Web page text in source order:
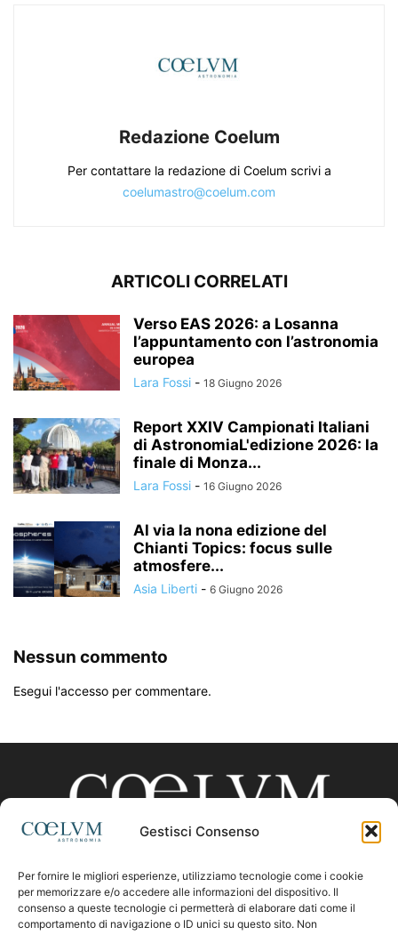
Gestisci Consenso
Per fornire le migliori esperienze, utilizziamo tecnologie come i cookie
per memorizzare e/o accedere alle informazioni del dispositivo. Il
consenso a queste tecnologie ci permetterà di elaborare dati come il
comportamento di navigazione o ID unici su questo sito. Non
Redazione Coelum
Per contattare la redazione di Coelum scrivi a
coelumastro@coelum.com
ARTICOLI CORRELATI
Verso EAS 2026: a Losanna
l’appuntamento con l’astronomia
europea
Lara Fossi - 18 Giugno 2026
Report XXIV Campionati Italiani
di AstronomiaL'edizione 2026: la
finale di Monza...
Lara Fossi - 16 Giugno 2026
Al via la nona edizione del
Chianti Topics: focus sulle
atmosfere...
Asia Liberti - 6 Giugno 2026
Nessun commento
Esegui l'accesso per commentare.
CHI SIAMO